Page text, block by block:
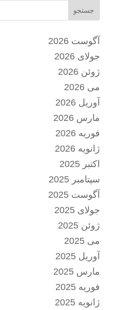
جستجو
آگوست 2026
جولای 2026
ژوئن 2026
می 2026
آوریل 2026
مارس 2026
فوریه 2026
ژانویه 2026
اکتبر 2025
سپتامبر 2025
آگوست 2025
جولای 2025
ژوئن 2025
می 2025
آوریل 2025
مارس 2025
فوریه 2025
ژانویه 2025